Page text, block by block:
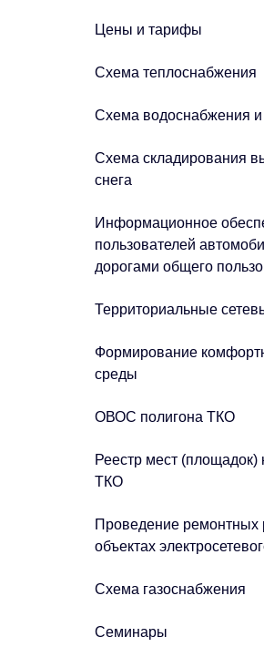
Цены и тарифы
Схема теплоснабжения
Схема водоснабжения и
Схема складирования
снега
Информационное
пользователей
дорогами общего
Территориальные
Формирование
среды
ОВОС полигона ТКО
Реестр мест (площадок)
ТКО
Проведение ремонтных
объектах
Схема газоснабжения
Семинары